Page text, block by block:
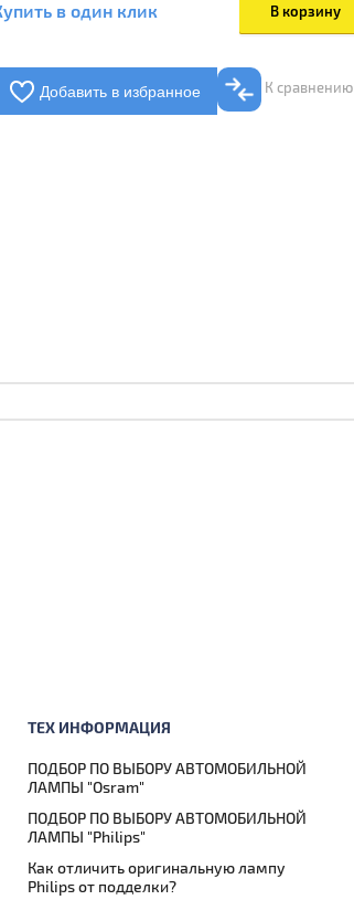
в один клик В корзину
Добавить в избранное К сравнению
ТЕХ ИНФОРМАЦИЯ
ПОДБОР ПО ВЫБОРУ АВТОМОБИЛЬНОЙ
ЛАМПЫ "Osram"
ПОДБОР ПО ВЫБОРУ АВТОМОБИЛЬНОЙ
ЛАМПЫ "Philips"
Как отличить оригинальную лампу
Philips от подделки?